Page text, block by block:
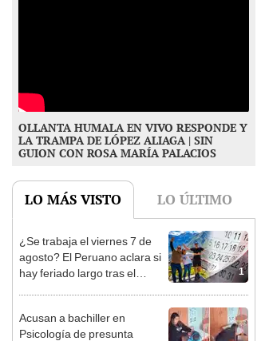
OLLANTA HUMALA EN VIVO RESPONDE Y
LA TRAMPA DE LÓPEZ ALIAGA | SIN
GUION CON ROSA MARÍA PALACIOS
LO MÁS VISTO LO ÚLTIMO
1
¿Se trabaja el viernes 7 de
agosto? El Peruano aclara si
hay feriado largo tras el
Acusan a bachiller en
Psicología de presunta